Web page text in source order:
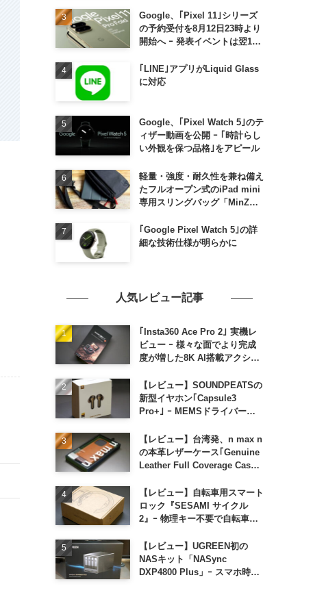
Google、｢Pixel 11｣シリーズ
の予約受付を8月12日23時より
開始へ ｰ 発表イベントは翌13
｢LINE｣アプリがLiquid Glass
に対応
Google、｢Pixel Watch 5｣のテ
ィザー動画を公開 ｰ ｢時計らし
い外観を保つ品格｣をアピール
軽量・強度・耐久性を兼ね備え
たフルオープン式のiPad mini
専用スリングバッグ「MinZ
発売
｢Google Pixel Watch 5｣の詳
細な技術仕様が明らかに
人気レビュー記事
｢Insta360 Ace Pro 2｣ 実機レ
ビュー ｰ 様々な面でより完成
度が増した8K AI搭載アクショ
【レビュー】SOUNDPEATSの
新型イヤホン｢Capsule3
Pro+｣ ｰ MEMSドライバー搭
【レビュー】台湾発、n max n
の本革レザーケース｢Genuine
Leather Full Coverage Case
【レビュー】自転車用スマート
ロック『SESAMI サイクル
2』ｰ 物理キー不要で自転車の
【レビュー】UGREEN初の
NASキット「NASync
DXP4800 Plus」ｰ スマホ時代